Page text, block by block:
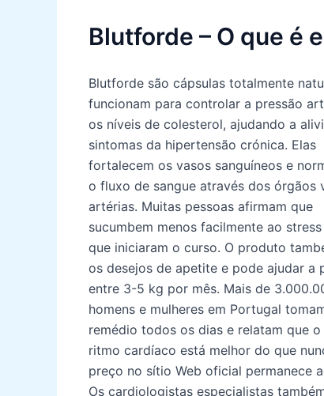
Blutforde – O que é
Blutforde são cápsulas totalmente
funcionam para controlar a pressão
os níveis de colesterol, ajudando a
sintomas da hipertensão crónica. Elas
fortalecem os vasos sanguíneos e
o fluxo de sangue através dos órgãos
artérias. Muitas pessoas afirmam que
sucumbem menos facilmente ao
que iniciaram o curso. O produto
os desejos de apetite e pode ajudar a
entre 3-5 kg por mês. Mais de
homens e mulheres em Portugal
remédio todos os dias e relatam que o
ritmo cardíaco está melhor do que
preço no sítio Web oficial permanece
Os cardiologistas especialistas